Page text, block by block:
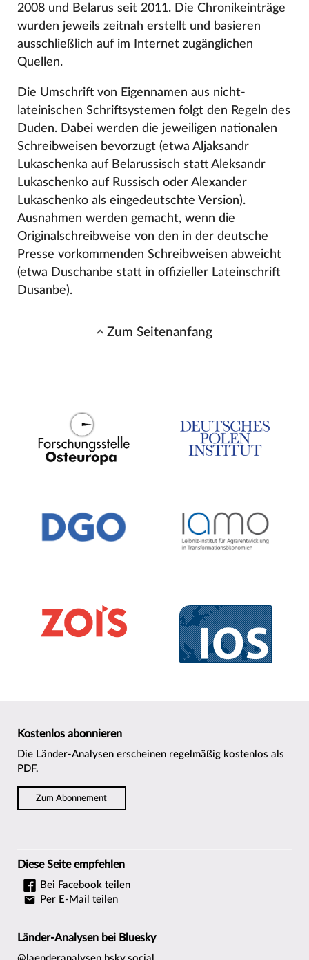
2008 und Belarus seit 2011. Die Chronikeinträge
wurden jeweils zeitnah erstellt und basieren
ausschließlich auf im Internet zugänglichen
Quellen.
Die Umschrift von Eigennamen aus nicht-
lateinischen Schriftsystemen folgt den Regeln des
Duden. Dabei werden die jeweiligen nationalen
Schreibweisen bevorzugt (etwa Aljaksandr
Lukaschenka auf Belarussisch statt Aleksandr
Lukaschenko auf Russisch oder Alexander
Lukaschenko als eingedeutschte Version).
Ausnahmen werden gemacht, wenn die
Originalschreibweise von den in der deutsche
Presse vorkommenden Schreibweisen abweicht
(etwa Duschanbe statt in offizieller Lateinschrift
Dusanbe).
Zum Seitenanfang
Kostenlos abonnieren
Die Länder-Analysen erscheinen regelmäßig kostenlos als
PDF.
Zum Abonnement
Diese Seite empfehlen
Bei Facebook teilen
Per E-Mail teilen
Länder-Analysen bei Bluesky